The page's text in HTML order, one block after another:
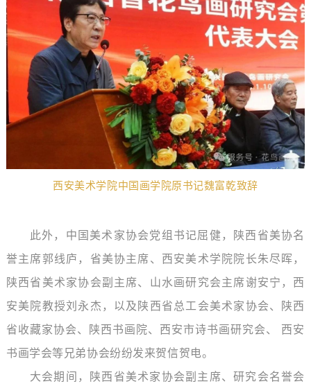
西安美术学院中国画学院原书记魏富乾致辞
此外，中国美术家协会党组书记屈健，陕西省美协名
誉主席郭线庐，省美协主席、西安美术学院院长朱尽晖，
陕西省美术家协会副主席、山水画研究会主席谢安宁，西
安美院教授刘永杰，以及陕西省总工会美术家协会、陕西
省收藏家协会、陕西书画院、西安市诗书画研究会、 西安
书画学会等兄弟协会纷纷发来贺信贺电。
大会期间，陕⻄省美术家协会副主席、研究会名誉会